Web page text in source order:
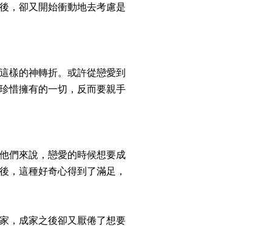
，卻又開始衝動地去考慮是
的神轉折。或許從戀愛到
惜擁有的一切，反而要親手
來說，戀愛的時候想要成
，這種好奇心得到了滿足，
成家之後卻又厭倦了想要